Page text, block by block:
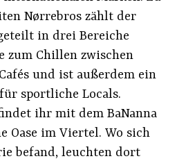
Nørrebros zählt der
in drei Bereiche
zum Chillen zwischen
und ist außerdem ein
sportliche Locals.
ihr mit dem BaNanna
Oase im Viertel. Wo sich
befand, leuchten dort